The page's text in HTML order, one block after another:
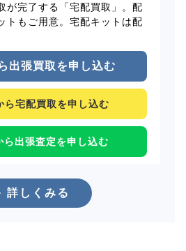
が完了する「宅配買取」。配
トもご用意。宅配キットは配
出張買取を申し込む
ら宅配買取を申し込む
ら出張査定を申し込む
詳しくみる